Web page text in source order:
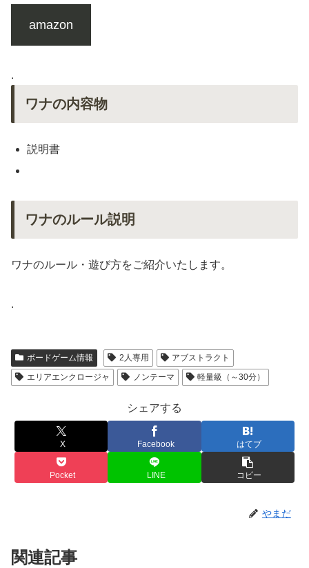
amazon
.
ワナの内容物
説明書
ワナのルール説明
ワナのルール・遊び方をご紹介いたします。
.
ボードゲーム情報 2人専用
アブストラクト
エリアエンクロージャ
ノンテーマ 軽量級（～30分）
シェアする
X Facebook はてブ
Pocket LINE コピー
やまだ
関連記事